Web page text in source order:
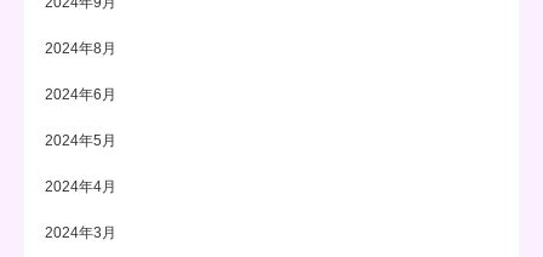
2024年8月
2024年6月
2024年5月
2024年4月
2024年3月